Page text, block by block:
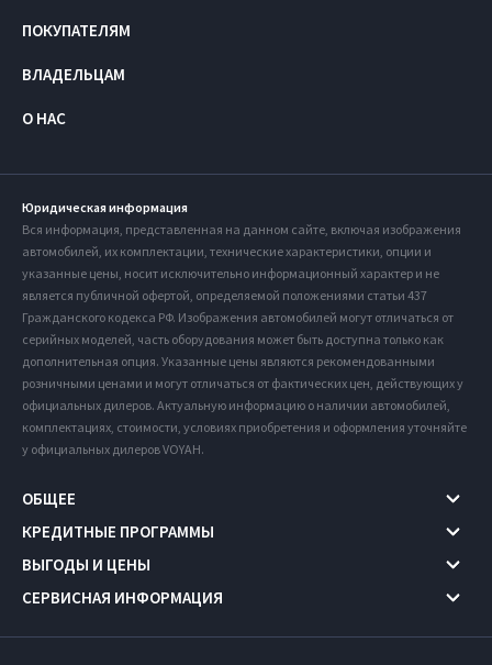
ПОКУПАТЕЛЯМ
ВЛАДЕЛЬЦАМ
О НАС
Юридическая информация
Вся информация, представленная на данном сайте, включая изображения
автомобилей, их комплектации, технические характеристики, опции и
указанные цены, носит исключительно информационный характер и не
является публичной офертой, определяемой положениями статьи 437
Гражданского кодекса РФ. Изображения автомобилей могут отличаться от
серийных моделей, часть оборудования может быть доступна только как
дополнительная опция. Указанные цены являются рекомендованными
розничными ценами и могут отличаться от фактических цен, действующих у
официальных дилеров. Актуальную информацию о наличии автомобилей,
комплектациях, стоимости, условиях приобретения и оформления уточняйте
у официальных дилеров VOYAH.
ОБЩЕЕ
КРЕДИТНЫЕ ПРОГРАММЫ
ВЫГОДЫ И ЦЕНЫ
СЕРВИСНАЯ ИНФОРМАЦИЯ